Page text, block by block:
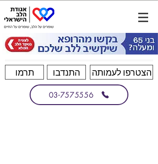
תרמו התנדבו הצטרפו לעמותה
03-7575556